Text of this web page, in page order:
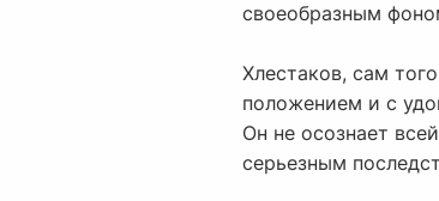
своеобразным
Хлестаков, сам
положением и с
Он не осознает
серьезным